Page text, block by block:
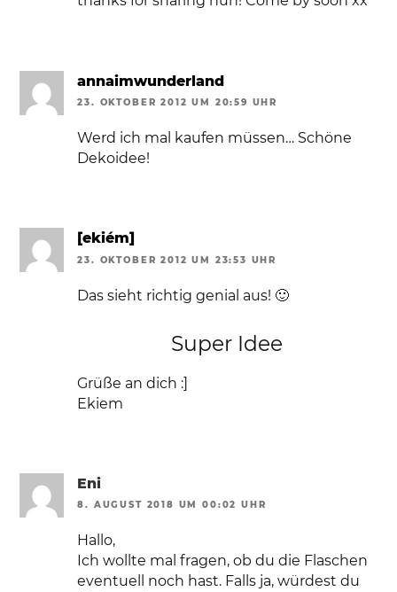
annaimwunderland
23. OKTOBER 2012 UM 20:59 UHR
Werd ich mal kaufen müssen… Schöne
Dekoidee!
[ekiém]
23. OKTOBER 2012 UM 23:53 UHR
Das sieht richtig genial aus! 🙂
Super Idee
Grüße an dich :]
Ekiem
Eni
8. AUGUST 2018 UM 00:02 UHR
Hallo,
Ich wollte mal fragen, ob du die Flaschen
eventuell noch hast. Falls ja, würdest du